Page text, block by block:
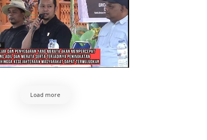
Load more